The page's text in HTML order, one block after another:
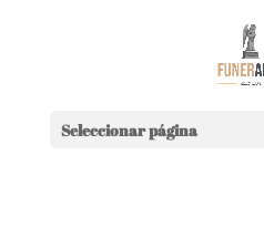
Seleccionar página